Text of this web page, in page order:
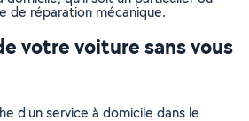
de réparation mécanique.
votre voiture sans vous
d’un service à domicile dans le